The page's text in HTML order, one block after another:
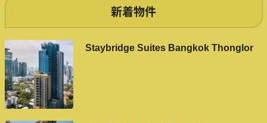
新着物件
Staybridge Suites Bangkok Thonglor